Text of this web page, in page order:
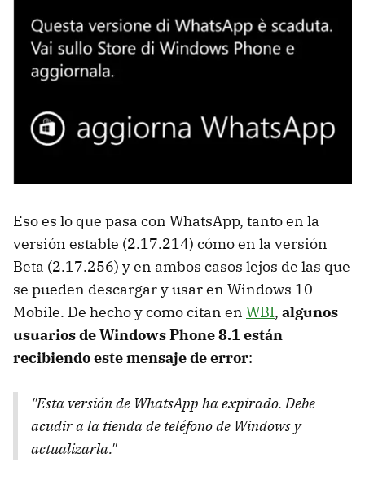
Eso es lo que pasa con WhatsApp, tanto en la
versión estable (2.17.214) cómo en la versión
Beta (2.17.256) y en ambos casos lejos de las que
se pueden descargar y usar en Windows 10
Mobile. De hecho y como citan en WBI, algunos
usuarios de Windows Phone 8.1 están
recibiendo este mensaje de error:
"Esta versión de WhatsApp ha expirado. Debe
acudir a la tienda de teléfono de Windows y
actualizarla."